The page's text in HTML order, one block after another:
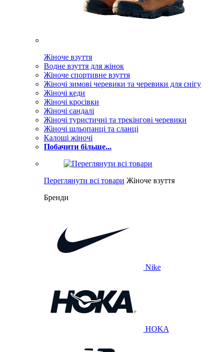
Жіноче взуття
Водне взуття для жінок
Жіноче спортивне взуття
Жіночі зимові черевики та черевики для снігу
Жіночі кеди
Жіночі кросівки
Жіночі сандалі
Жіночі туристичні та трекінгові черевики
Жіночі шльопанці та сланці
Калоші жіночі
Побачити більше...
Переглянути всі товари Жіноче взуття
Бренди
Nike
HOKA